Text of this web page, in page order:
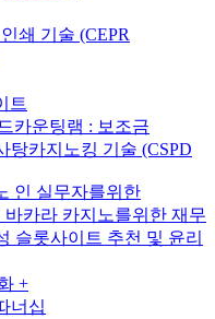
쇄 기술 (CEPR
트
카운팅램 : 보조금
탕카지노킹 기술 (CSPD
인 실무자를위한
바카라 카지노를위한 재무
슬롯사이트 추천 및 윤리
+
너십